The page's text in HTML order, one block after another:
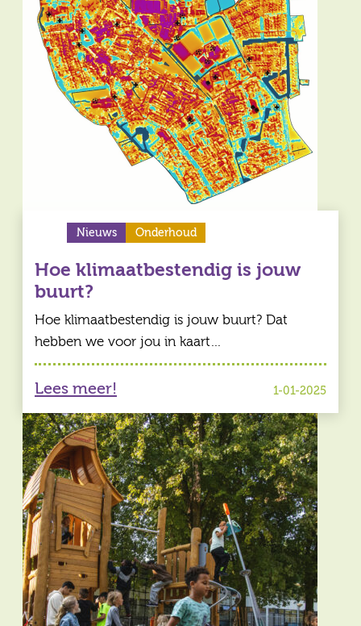
Vragen
Contact
Nieuws Onderhoud
Hoe klimaatbestendig is jouw
buurt?
Hoe klimaatbestendig is jouw buurt? Dat
hebben we voor jou in kaart…
Lees meer! 1-01-2025